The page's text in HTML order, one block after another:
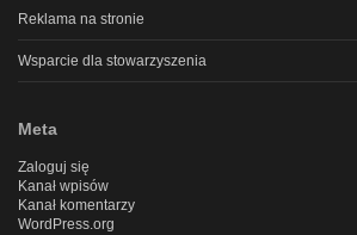
Reklama na stronie
Wsparcie dla stowarzyszenia
Meta
Zaloguj się
Kanał wpisów
Kanał komentarzy
WordPress.org